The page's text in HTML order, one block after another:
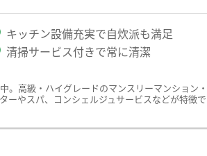
キッチン設備充実で自炊派も満足
清掃サービス付きで常に清潔
高級・ハイグレードのマンスリーマンション
やスパ、コンシェルジュサービスなどが特徴